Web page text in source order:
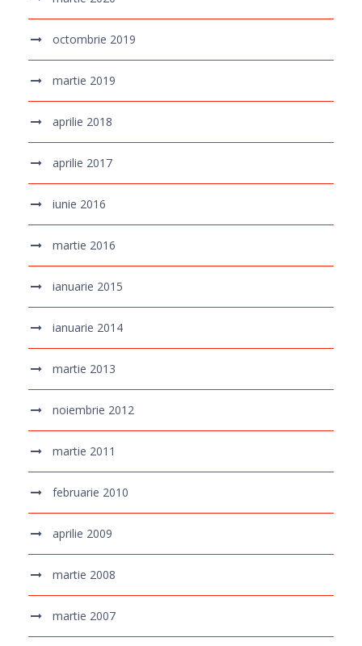
octombrie 2019
martie 2019
aprilie 2018
aprilie 2017
iunie 2016
martie 2016
ianuarie 2015
ianuarie 2014
martie 2013
noiembrie 2012
martie 2011
februarie 2010
aprilie 2009
martie 2008
martie 2007